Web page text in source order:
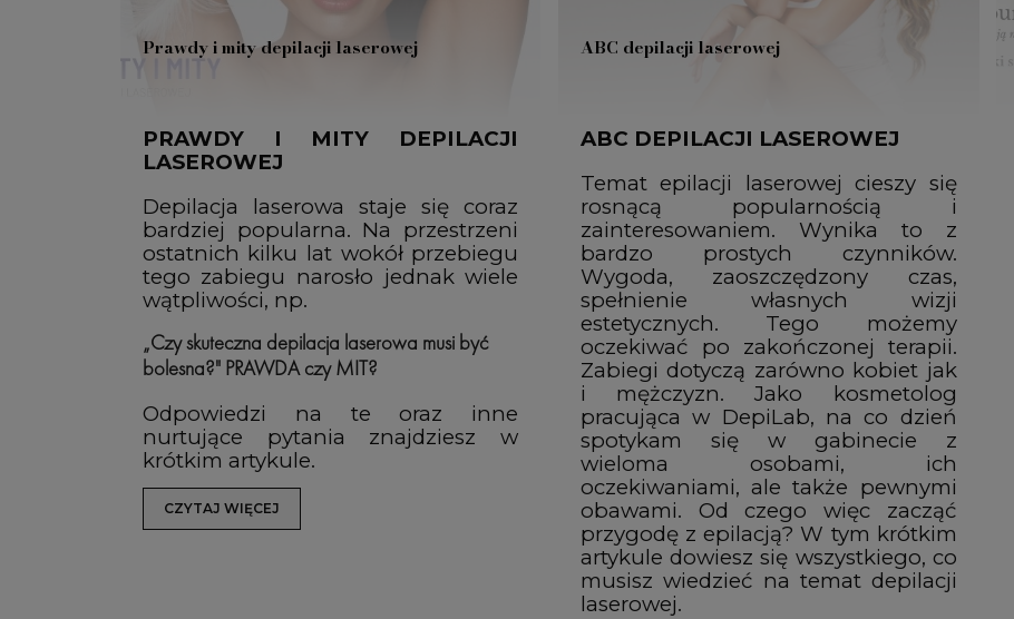
Prawdy i mity depilacji laserowej
PRAWDY I MITY DEPILACJI
LASEROWEJ
Depilacja laserowa staje się coraz
bardziej popularna. Na przestrzeni
ostatnich kilku lat wokół przebiegu
tego zabiegu narosło jednak wiele
wątpliwości, np.
„Czy skuteczna depilacja laserowa musi być
bolesna?" PRAWDA czy MIT?
Odpowiedzi na te oraz inne
nurtujące pytania znajdziesz w
krótkim artykule.
CZYTAJ WIĘCEJ
ABC depilacji laserowej
ABC DEPILACJI LASEROWEJ
Temat epilacji laserowej cieszy się
rosnącą popularnością i
zainteresowaniem. Wynika to z
bardzo prostych czynników.
Wygoda, zaoszczędzony czas,
spełnienie własnych wizji
estetycznych. Tego możemy
oczekiwać po zakończonej terapii.
Zabiegi dotyczą zarówno kobiet jak
i mężczyzn. Jako kosmetolog
pracująca w DepiLab, na co dzień
spotykam się w gabinecie z
wieloma osobami, ich
oczekiwaniami, ale także pewnymi
obawami. Od czego więc zacząć
przygodę z epilacją? W tym krótkim
artykule dowiesz się wszystkiego, co
musisz wiedzieć na temat depilacji
laserowej.